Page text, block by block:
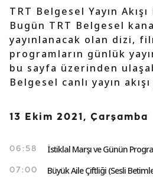
TRT Belgesel Yayın
Bugün TRT Belgesel
yayınlanacak olan dizi,
programların günlük
bu sayfa üzerinden
Belgesel canlı yayın
13 Ekim 2021, Çarşamba
06:58 İstiklal Marşı ve Günün
07:00 Büyük Aile Çiftliği (Sesli